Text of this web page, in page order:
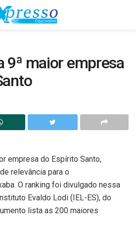
9ª maior empresa
empresa do Espírito Santo,
relevância para o
O ranking foi divulgado nessa
Evaldo Lodi (IEL-ES), do
lista as 200 maiores